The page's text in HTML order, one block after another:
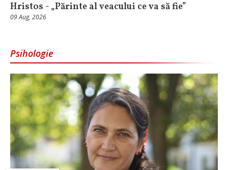
Hristos - „Părinte al veacului ce va să fie”
09 Aug, 2026
Psihologie